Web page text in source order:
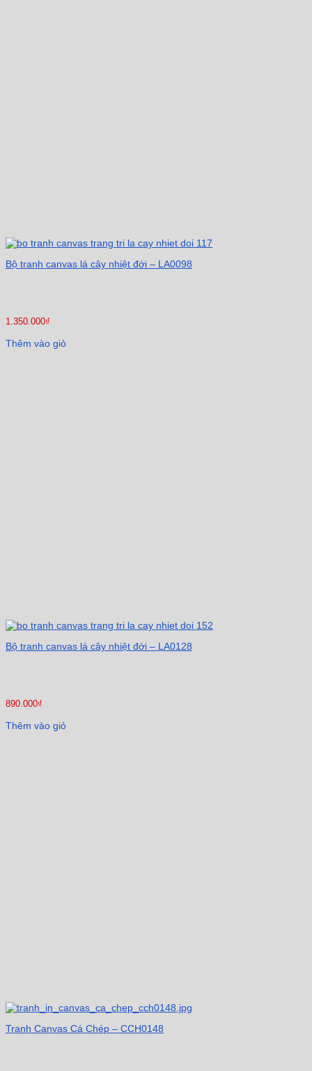
Bộ tranh canvas lá cây nhiệt đới – LA0098
1.350.000₫
Thêm vào giỏ
Bộ tranh canvas lá cây nhiệt đới – LA0128
890.000₫
Thêm vào giỏ
Tranh Canvas Cá Chép – CCH0148